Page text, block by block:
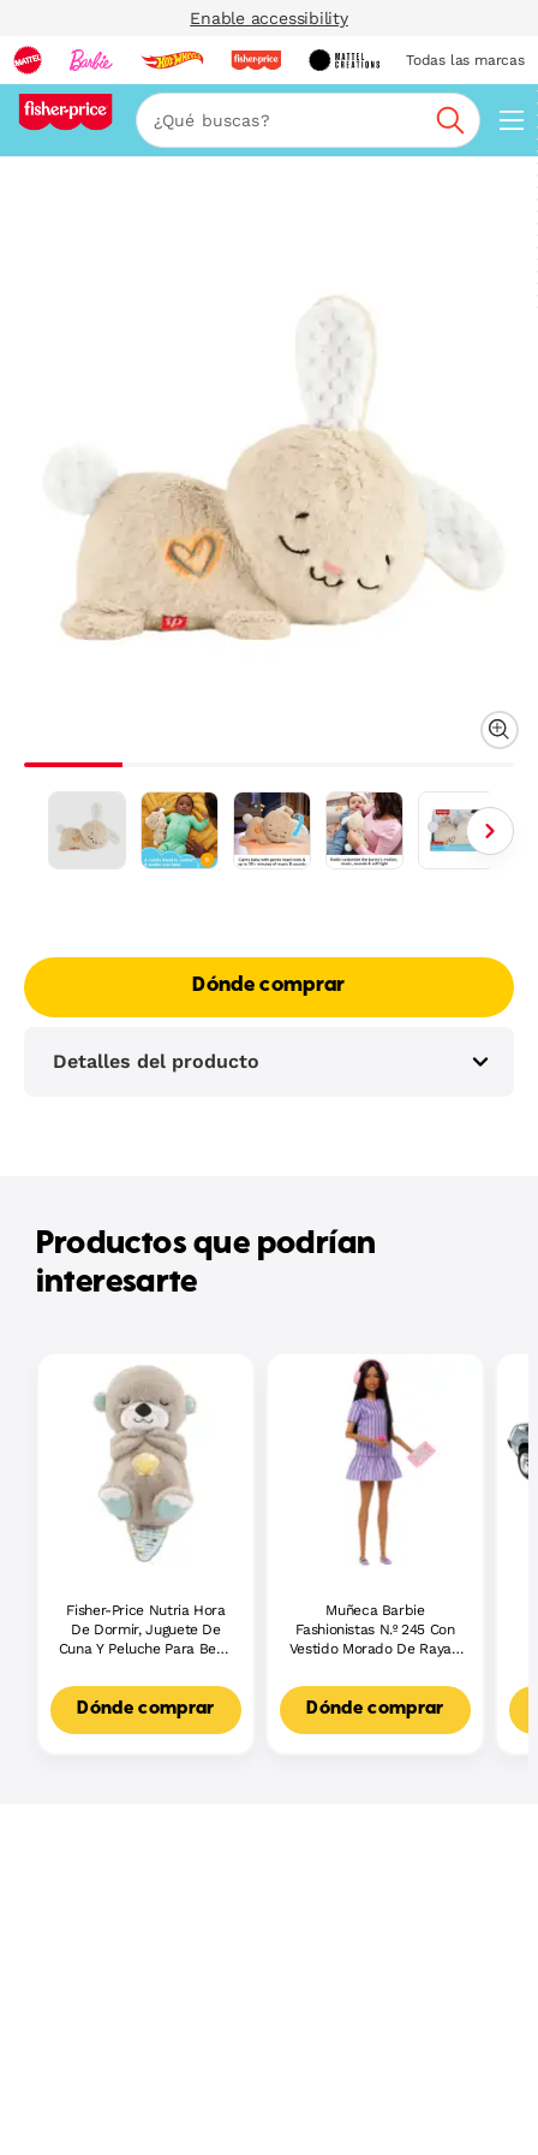
Enable accessibility
Todas las marcas
Buscar
Dónde comprar
Detalles del producto
Productos que podrían
interesarte
Fisher-Price Nutria Hora
De Dormir, Juguete De
Cuna Y Peluche Para Bebé
Fxc66)
Dónde comprar
Muñeca Barbie
Fashionistas N.º 245 Con
Vestido Morado De Rayas,
Con Accesorios
Dónde comprar